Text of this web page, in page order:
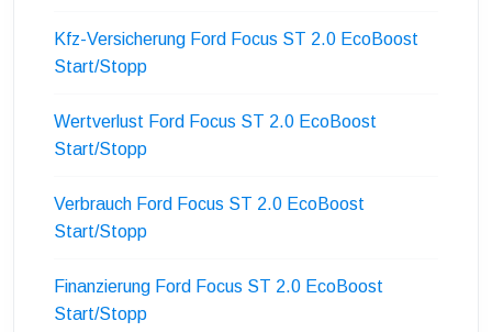
Kfz-Versicherung Ford Focus ST 2.0 EcoBoost
Start/Stopp
Wertverlust Ford Focus ST 2.0 EcoBoost
Start/Stopp
Verbrauch Ford Focus ST 2.0 EcoBoost
Start/Stopp
Finanzierung Ford Focus ST 2.0 EcoBoost
Start/Stopp